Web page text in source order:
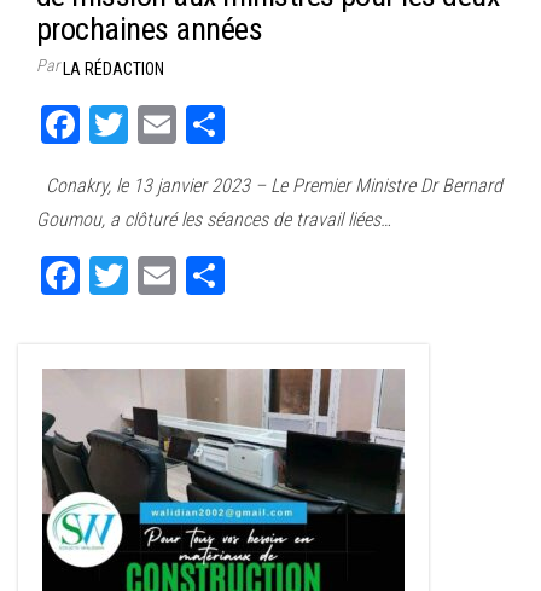
prochaines années
ParLA RÉDACTION
Fa
bo
ok
T
tt
er
E
ail ag
er
Conakry, le 13 janvier 2023 – Le Premier Ministre Dr Bernard
Goumou, a clôturé les séances de travail liées…
Fa T
er
E
er